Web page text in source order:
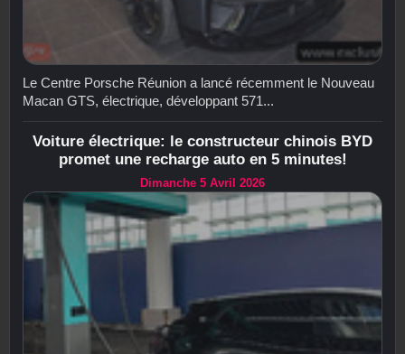
Le Centre Porsche Réunion a lancé récemment le Nouveau
Macan GTS, électrique, développant 571...
Voiture électrique: le constructeur chinois BYD
promet une recharge auto en 5 minutes!
Dimanche 5 Avril 2026